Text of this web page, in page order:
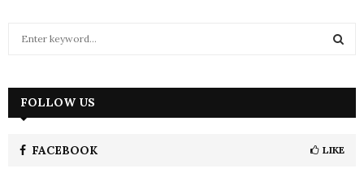
h
FOLLOW US
FACEBOOK LIKE